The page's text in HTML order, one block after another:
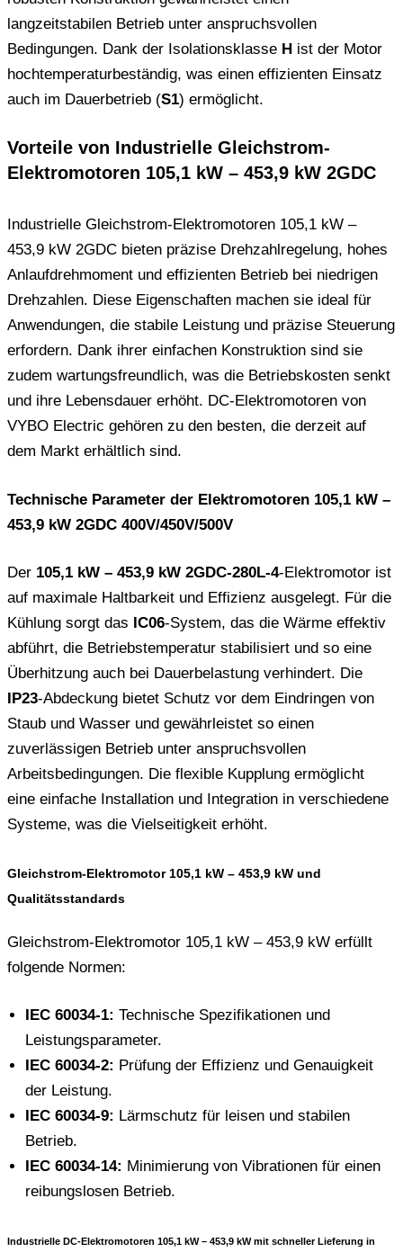
langzeitstabilen Betrieb unter anspruchsvollen
Bedingungen. Dank der Isolationsklasse H ist der Motor
hochtemperaturbeständig, was einen effizienten Einsatz
auch im Dauerbetrieb (S1) ermöglicht.
Vorteile von Industrielle Gleichstrom-
Elektromotoren 105,1 kW – 453,9 kW 2GDC
Industrielle Gleichstrom-Elektromotoren 105,1 kW –
453,9 kW 2GDC bieten präzise Drehzahlregelung, hohes
Anlaufdrehmoment und effizienten Betrieb bei niedrigen
Drehzahlen. Diese Eigenschaften machen sie ideal für
Anwendungen, die stabile Leistung und präzise Steuerung
erfordern. Dank ihrer einfachen Konstruktion sind sie
zudem wartungsfreundlich, was die Betriebskosten senkt
und ihre Lebensdauer erhöht. DC-Elektromotoren von
VYBO Electric gehören zu den besten, die derzeit auf
dem Markt erhältlich sind.
Technische Parameter der Elektromotoren 105,1 kW –
453,9 kW 2GDC 400V/450V/500V
Der 105,1 kW – 453,9 kW 2GDC-280L-4-Elektromotor ist
auf maximale Haltbarkeit und Effizienz ausgelegt. Für die
Kühlung sorgt das IC06-System, das die Wärme effektiv
abführt, die Betriebstemperatur stabilisiert und so eine
Überhitzung auch bei Dauerbelastung verhindert. Die
IP23-Abdeckung bietet Schutz vor dem Eindringen von
Staub und Wasser und gewährleistet so einen
zuverlässigen Betrieb unter anspruchsvollen
Arbeitsbedingungen. Die flexible Kupplung ermöglicht
eine einfache Installation und Integration in verschiedene
Systeme, was die Vielseitigkeit erhöht.
Gleichstrom-Elektromotor 105,1 kW – 453,9 kW und
Qualitätsstandards
Gleichstrom-Elektromotor 105,1 kW – 453,9 kW erfüllt
folgende Normen:
IEC 60034-1: Technische Spezifikationen und
Leistungsparameter.
IEC 60034-2: Prüfung der Effizienz und Genauigkeit
der Leistung.
IEC 60034-9: Lärmschutz für leisen und stabilen
Betrieb.
IEC 60034-14: Minimierung von Vibrationen für einen
reibungslosen Betrieb.
Industrielle DC-Elektromotoren 105,1 kW – 453,9 kW mit schneller Lieferung in